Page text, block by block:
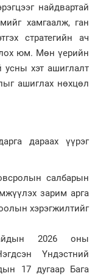
найдвартай
хамгаалж, ган
стратегийн ач
юм. Мөн үерийн
усны хэт ашиглалт
ашиглах нөхцөл
дараах үүрэг
салбарын
зарим арга
хэрэгжилтийг
2026 оны
Үндэстний
17 дугаар Бага